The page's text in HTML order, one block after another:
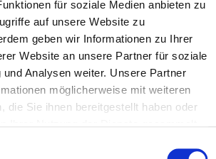
für soziale Medien anbieten zu
auf unsere Website zu
geben wir Informationen zu Ihrer
Website an unsere Partner für soziale
und Analysen weiter. Unsere Partner
möglicherweise mit weiteren
die Sie ihnen bereitgestellt haben oder